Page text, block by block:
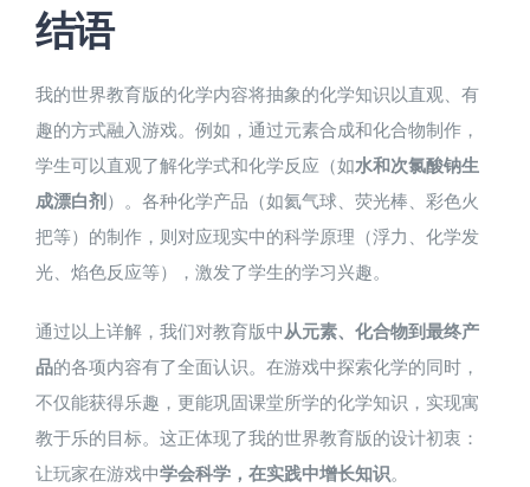
结语
我的世界教育版的化学内容将抽象的化学知识以直观、有
趣的方式融入游戏。例如，通过元素合成和化合物制作，
学生可以直观了解化学式和化学反应（如水和次氯酸钠生
成漂白剂）。各种化学产品（如氦气球、荧光棒、彩色火
把等）的制作，则对应现实中的科学原理（浮力、化学发
光、焰色反应等），激发了学生的学习兴趣。
通过以上详解，我们对教育版中从元素、化合物到最终产
品的各项内容有了全面认识。在游戏中探索化学的同时，
不仅能获得乐趣，更能巩固课堂所学的化学知识，实现寓
教于乐的目标。这正体现了我的世界教育版的设计初衷：
让玩家在游戏中学会科学，在实践中增长知识。